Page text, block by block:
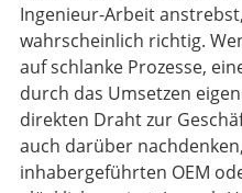
Ingenieur-Arbeit
wahrscheinlich richtig.
auf schlanke Prozesse,
durch das Umsetzen
direkten Draht zur
auch darüber
inhabergeführten OEM